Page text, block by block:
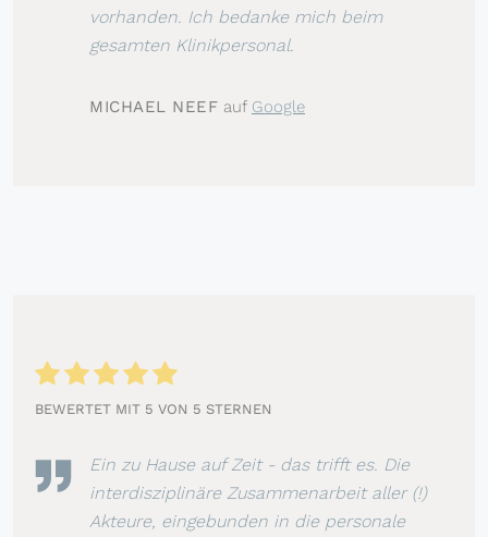
vorhanden. Ich bedanke mich beim
gesamten Klinikpersonal.
MICHAEL NEEF auf Google
BEWERTET MIT 5 VON 5 STERNEN
Ein zu Hause auf Zeit - das trifft es. Die
interdisziplinäre Zusammenarbeit aller (!)
Akteure, eingebunden in die personale